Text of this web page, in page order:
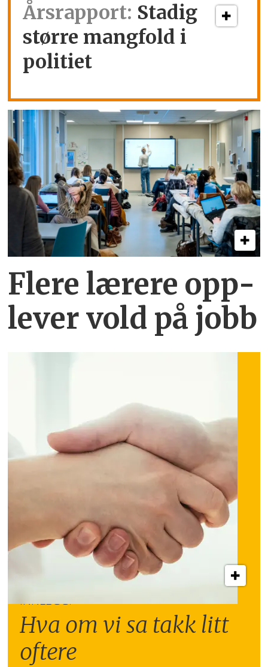
Årsrapport: Stadig
større mangfold i
politiet
Flere lærere opp­
lever vold på jobb
INNLEGG:
Hva om vi sa takk litt
oftere